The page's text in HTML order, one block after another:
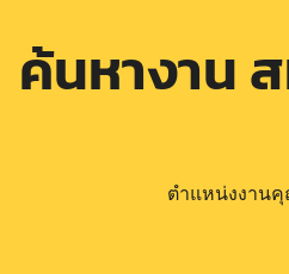
ค้นหางาน
ตำแหน่งงาน